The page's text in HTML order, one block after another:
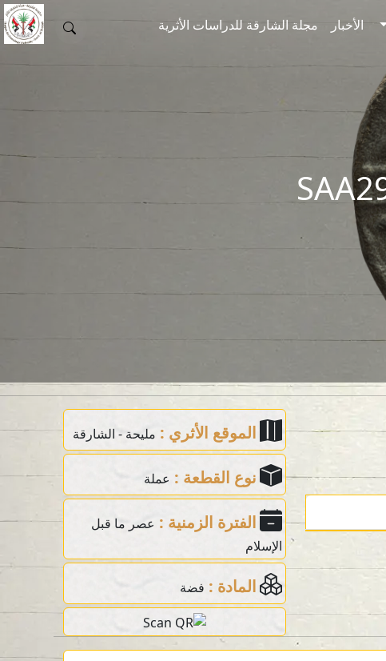
الأخبار
مجلة الشارقة للدراسات الأثرية
الموقع الأثري : مليحة - الشارقة
نوع القطعة : عملة
الفترة الزمنية : عصر ما قبل
الإسلام
المادة : فضة